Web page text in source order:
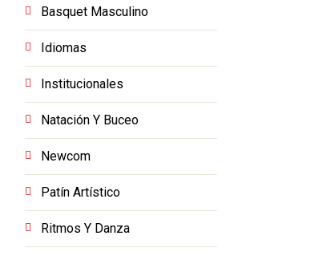
Basquet Masculino
Idiomas
Institucionales
Natación Y Buceo
Newcom
Patín Artístico
Ritmos Y Danza